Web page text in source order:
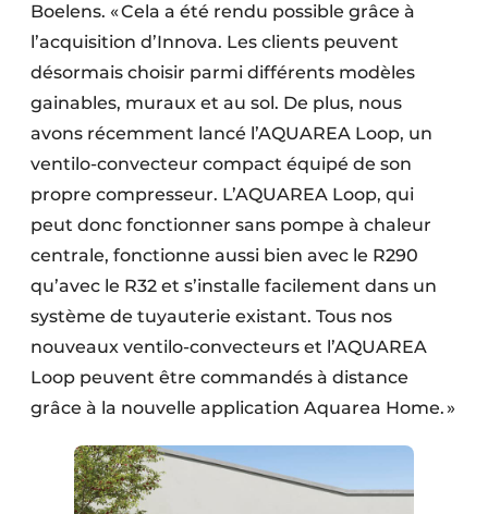
Boelens. « Cela a été rendu possible grâce à
l’acquisition d’Innova. Les clients peuvent
désormais choisir parmi différents modèles
gainables, muraux et au sol. De plus, nous
avons récemment lancé l’AQUAREA Loop, un
ventilo-convecteur compact équipé de son
propre compresseur. L’AQUAREA Loop, qui
peut donc fonctionner sans pompe à chaleur
centrale, fonctionne aussi bien avec le R290
qu’avec le R32 et s’installe facilement dans un
système de tuyauterie existant. Tous nos
nouveaux ventilo-convecteurs et l’AQUAREA
Loop peuvent être commandés à distance
grâce à la nouvelle application Aquarea Home. »